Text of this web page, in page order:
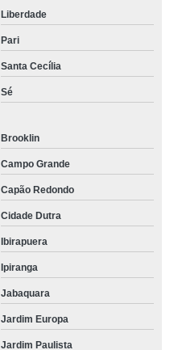
Liberdade
Pari
Santa Cecília
Sé
Brooklin
Campo Grande
Capão Redondo
Cidade Dutra
Ibirapuera
Ipiranga
Jabaquara
Jardim Europa
Jardim Paulista